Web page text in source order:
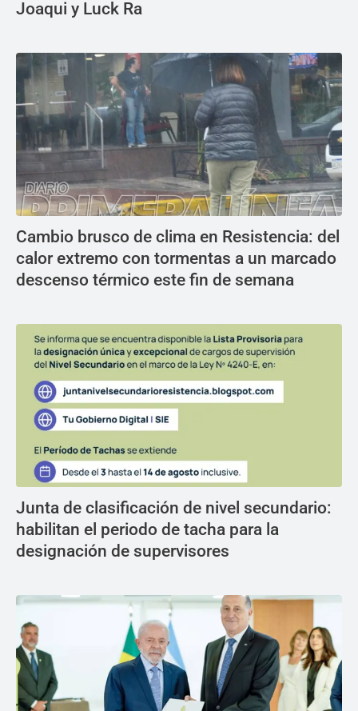
Joaqui y Luck Ra
Cambio brusco de clima en Resistencia: del
calor extremo con tormentas a un marcado
descenso térmico este fin de semana
Junta de clasificación de nivel secundario:
habilitan el periodo de tacha para la
designación de supervisores